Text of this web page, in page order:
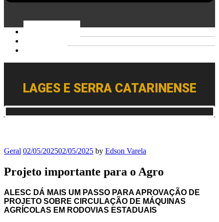
LAGES E SERRA CATARINENSE
Geral 02/05/202502/05/2025 by Edson Varela
Projeto importante para o Agro
ALESC DÁ MAIS UM PASSO PARA APROVAÇÃO DE
PROJETO SOBRE CIRCULAÇÃO DE MÁQUINAS
AGRÍCOLAS EM RODOVIAS ESTADUAIS